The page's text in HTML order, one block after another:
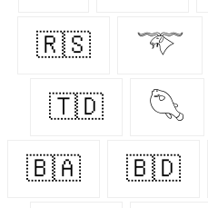
🇷🇸 𓄅
🇹🇩 𓆡
🇧🇦 🇧🇩